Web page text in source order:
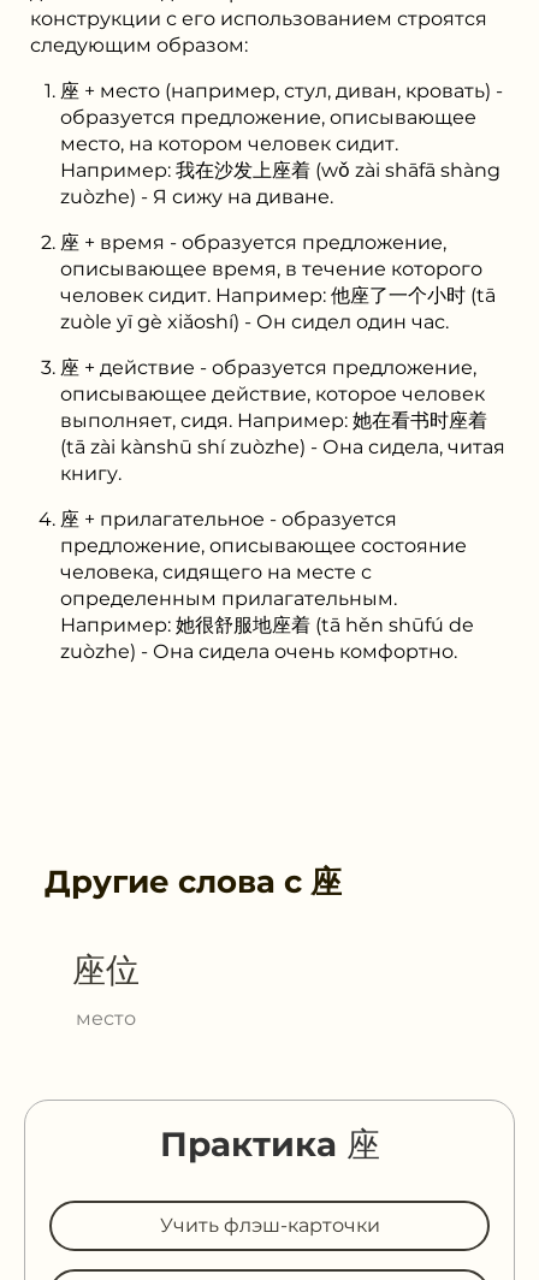
конструкции с его использованием строятся
следующим образом:
座 + место (например, стул, диван, кровать) -
образуется предложение, описывающее
место, на котором человек сидит.
Например: 我在沙发上座着 (wǒ zài shāfā shàng
zuòzhe) - Я сижу на диване.
座 + время - образуется предложение,
описывающее время, в течение которого
человек сидит. Например: 他座了一个小时 (tā
zuòle yī gè xiǎoshí) - Он сидел один час.
座 + действие - образуется предложение,
описывающее действие, которое человек
выполняет, сидя. Например: 她在看书时座着
(tā zài kànshū shí zuòzhe) - Она сидела, читая
книгу.
座 + прилагательное - образуется
предложение, описывающее состояние
человека, сидящего на месте с
определенным прилагательным.
Например: 她很舒服地座着 (tā hěn shūfú de
zuòzhe) - Она сидела очень комфортно.
Другие слова с 座
座位
место
Практика 座
Учить флэш-карточки